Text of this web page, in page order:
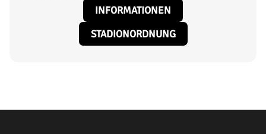
INFORMATIONEN
STADIONORDNUNG